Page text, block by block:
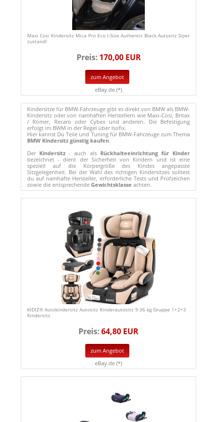
Maxi Cosi Kindersitz Mica Pro Eco I-Size Authentic Black Autositz Siper
zustand!
Preis: 170,00 EUR
zum Angebot
eBay.de (*)
Kindersitze für BMW-Fahrzeuge gibt es direkt von BMW als BMW-
Kindersitz oder von namhaften Herstellern wie Maxi-Cosi, Britax
/ Römer, Recaro oder Cybex und anderen. Die Befestigung
erfolgt im BWM in der Regel über Isofix.
Hier kannst Du Teile und Tuning für BMW-Fahrzeuge zum Thema
BMW Kindersitz günstig kaufen.
Der Kindersitz - auch als Rückhalteeinrichtung für Kinder
bezeichnet - dient der Sicherheit von Kindern und ist eine
speziell auf die Körpergröße des Kindes angepasste
Sitzgelegenheit. Bei der Wahl des richtigen Kindersitzes solltest
du auf namhafte Hersteller, erforderliche Tests und Prüfzeichen
sowie die entsprechende Gewichtsklasse achten.
KIDIZ® Autokindersitz Autositz Kinderautositz 9-36 kg Gruppe 1+2+3
Kindersitz
Preis:64,80 EUR
zum Angebot
eBay.de (*)